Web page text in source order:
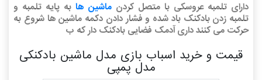
دارای تلمبه عروسکی با متصل کردن ماشین ها به پایه تلمبه و
تلمبه زدن بادکنک باد شده و فشار دادن دکمه ماشین ها شروع به
حرکت می کنند داری آدمک فضایی بادکنک دار که ب
قیمت و خرید اسباب بازی مدل ماشین بادکنکی
مدل پمپی